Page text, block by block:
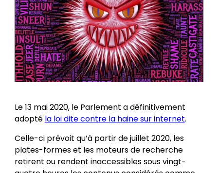
Le 13 mai 2020, le Parlement a définitivement
adopté la loi dite contre la haine sur internet.
Celle-ci prévoit qu’à partir de juillet 2020, les
plates-formes et les moteurs de recherche
retirent ou rendent inaccessibles sous vingt-